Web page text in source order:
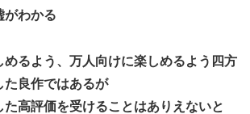
がわかる
めるよう、万人向けに楽しめるよう四方
た良作ではあるが
た高評価を受けることはありえないと